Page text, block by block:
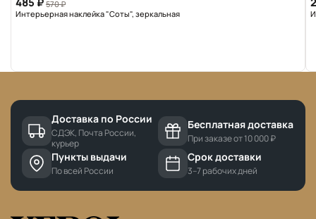
570 ₽
Интерьерная наклейка "Соты", зеркальная
Доставка по России
СДЭК, Почта России,
курьер
Бесплатная доставка
При заказе от 10 000 ₽
Пункты выдачи
По всей России
Срок доставки
3–7 рабочих дней